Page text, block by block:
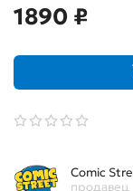
1890 ₽
Comic
продавец